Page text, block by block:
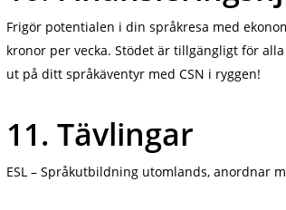
Frigör potentialen i din språkresa med
kronor per vecka. Stödet är tillgängligt för
ut på ditt språkäventyr med CSN i ryggen!
11. Tävlingar
ESL – Språkutbildning utomlands, anordnar